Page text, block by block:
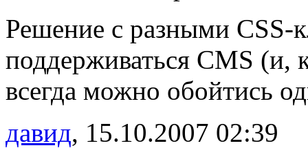
Решение с разными CSS-
поддерживаться CMS (и,
всегда можно обойтись
давид, 15.10.2007 02:39